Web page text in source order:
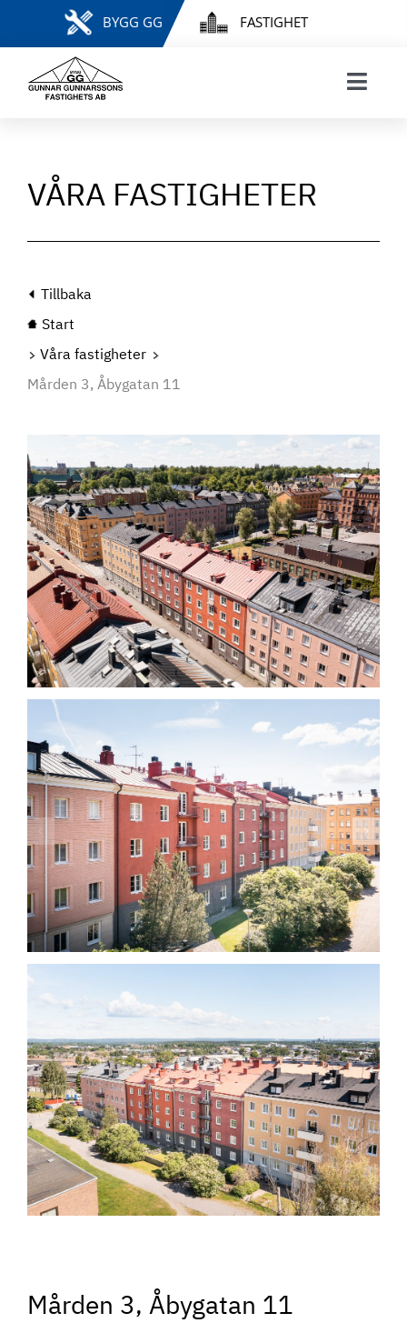
innehållet
BYGG GG FASTIGHET
HYRESGÄSTINFORMATION
LEDIGA LÄGENHETER
KONTAKT
VÅRA FASTIGHETER
Tillbaka
Start
Våra fastigheter
Mården 3, Åbygatan 11
Mården 3, Åbygatan 11